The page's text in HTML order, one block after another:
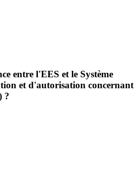
entre l'EES et le Système
et d'autorisation concernant
?